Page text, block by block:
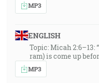
MP3
ENGLISH
Topic: Micah 2:6–13:
ram) is come up
MP3